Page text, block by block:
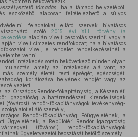
nyomban bekövetkezik,
támadás:
ha a támadó helyzetéből,
eszközéből alaposan feltételezhető a súlyos
feladatokat ellátó szervek hivatásos
szóló
2015. évi XLII. törvény (a
alapján viselt besorolás szerinti vagy a
viselt címzetes rendfokozat; ha a hivatásos
visel, e rendelet rendelkezéseinél a
venni.
intézkedés során bekövetkező minden olyan
mulasztás, amely az intézkedés alá vont, az
személy életét, testi épségét, egészségét,
korlátozása helyének rendjét vagy az
az Országos Rendőr-főkapitányság, a Készenléti
Igazgatóság, a határrendészeti kirendeltségek
(fővárosi) rendőr-főkapitányságok tevékenység-
ellátó személy,
Rendőr-főkapitányság Főügyeletének, a
Ügyeletének, a Repülőtéri Rendőr Igazgatóság
(fővárosi) rendőr-főkapitányságok
ügyeletvezetői beosztását betöltő személy.